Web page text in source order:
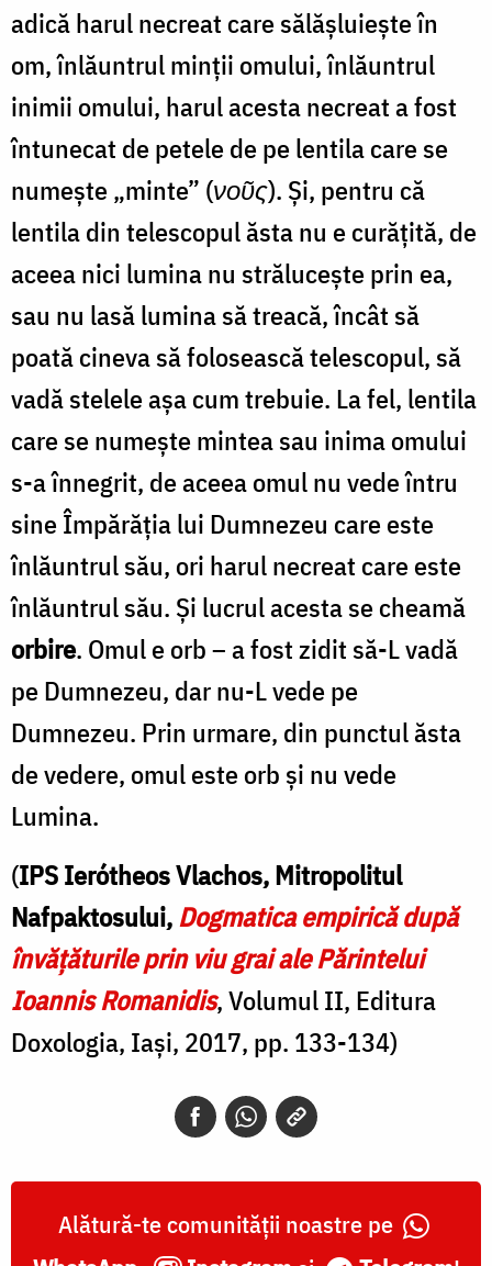
adică harul necreat care sălășluiește în
om, înlăuntrul minții omului, înlăuntrul
inimii omului, harul acesta necreat a fost
întunecat de petele de pe lentila care se
numește „minte” (νοῦς). Și, pentru că
lentila din telescopul ăsta nu e curățită, de
aceea nici lumina nu strălucește prin ea,
sau nu lasă lumina să treacă, încât să
poată cineva să folosească telescopul, să
vadă stelele așa cum trebuie. La fel, lentila
care se numește mintea sau inima omului
s-a înnegrit, de aceea omul nu vede întru
sine Împărăția lui Dumnezeu care este
înlăuntrul său, ori harul necreat care este
înlăuntrul său. Și lucrul acesta se cheamă
orbire. Omul e orb – a fost zidit să-L vadă
pe Dumnezeu, dar nu-L vede pe
Dumnezeu. Prin urmare, din punctul ăsta
de vedere, omul este orb și nu vede
Lumina.
(IPS Ierótheos Vlachos, Mitropolitul
Nafpaktosului,Dogmatica empirică după
învățăturile prin viu grai ale Părintelui
Ioannis Romanidis, Volumul II, Editura
Doxologia, Iași, 2017, pp. 133-134)
Alătură-te comunității noastre pe